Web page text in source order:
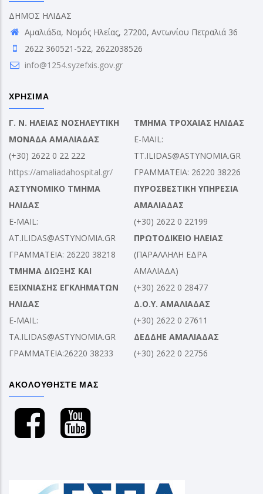
ΔΗΜΟΣ ΗΛΙΔΑΣ
Αμαλιάδα, Νομός Ηλείας, 27200, Αντωνίου Πετραλιά 36
2622 360521-522, 2622038526
info@1254.syzefxis.gov.gr
ΧΡΗΣΙΜΑ
Γ. Ν. ΗΛΕΙΑΣ ΝΟΣΗΛΕΥΤΙΚΗ
ΜΟΝΑΔΑ ΑΜΑΛΙΑΔΑΣ
(+30) 2622 0 22 222
https://amaliadahospital.gr/
ΑΣΤΥΝΟΜΙΚΟ ΤΜΗΜΑ
ΗΛΙΔΑΣ
E-MAIL:
AT.ILIDAS@ASTYNOMIA.GR
ΓΡΑΜΜΑΤΕΙΑ: 26220 38218
ΤΜΗΜΑ ΔΙΩΞΗΣ ΚΑΙ
ΕΞΙΧΝΙΑΣΗΣ ΕΓΚΛΗΜΑΤΩΝ
ΗΛΙΔΑΣ
E-MAIL:
TA.ILIDAS@ASTYNOMIA.GR
ΓΡΑΜΜΑΤΕΙΑ:26220 38233
ΤΜΗΜΑ ΤΡΟΧΑΙΑΣ ΗΛΙΔΑΣ
E-MAIL:
TT.ILIDAS@ASTYNOMIA.GR
ΓΡΑΜΜΑΤΕΙΑ: 26220 38226
ΠΥΡΟΣΒΕΣΤΙΚΗ ΥΠΗΡΕΣΙΑ
ΑΜΑΛΙΑΔΑΣ
(+30) 2622 0 22199
ΠΡΩΤΟΔΙΚΕΙΟ ΗΛΕΙΑΣ
(ΠΑΡΑΛΛΗΛΗ ΕΔΡΑ
ΑΜΑΛΙΑΔΑ)
(+30) 2622 0 28477
Δ.Ο.Υ. ΑΜΑΛΙΑΔΑΣ
(+30) 2622 0 27611
ΔΕΔΔΗΕ ΑΜΑΛΙΑΔΑΣ
(+30) 2622 0 22756
ΑΚΟΛΟΥΘΗΣΤΕ ΜΑΣ